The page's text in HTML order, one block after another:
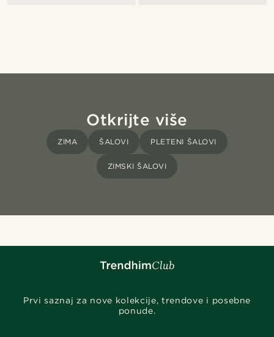
Otkrijte više
ZIMA ŠALOVI PLETENI ŠALOVI
ZIMSKI ŠALOVI
Prvi saznaj za nove kolekcije, trendove i posebne
ponude.